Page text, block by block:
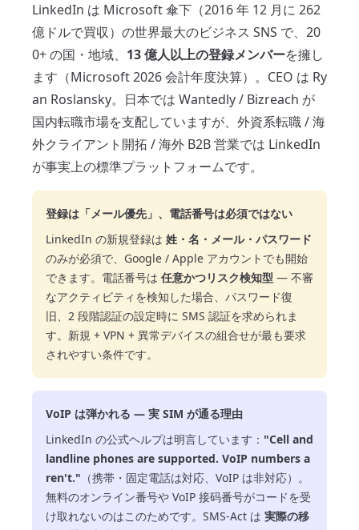
LinkedIn は Microsoft 傘下（2016 年 12 月に 262
億ドルで買収）の世界最大のビジネス SNS で、20
0+ の国・地域、 13 億人以上の登録メンバーを擁し
ます（Microsoft 2026 会計年度決算）。CEO は Ry
an Roslansky。日本では Wantedly / Bizreach が
国内転職市場を支配していますが、外資系転職 / 海
外クライアント開拓 / 海外 B2B 営業では LinkedIn
が事実上の標準プラットフォームです。
登録は「メール優先」、電話番号は必須ではない
LinkedIn の新規登録は 姓・名・メール・パスワード
のみが必須で、Google / Apple アカウントでも開始
できます。電話番号は 任意かつリスク検知型 — 不審
なアクティビティを検知した場合、パスワード復
旧、2 段階認証の設定時に SMS 認証を求められま
す。新規 + VPN + 異常デバイスの組合せが最も要求
されやすい条件です。
VoIP は弾かれる — 実 SIM が通る理由
LinkedIn の公式ヘルプは明言しています： "Cell and
landline phones are supported. VoIP numbers a
ren't." （携帯・固定電話は対応、VoIP は非対応）。
無料のオンライン番号や VoIP 接码番号がコードを受
け取れないのはこのためです。SMS-Act は 実際の移